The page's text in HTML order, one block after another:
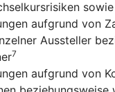
aufgrund von
Aussteller
7
aufgrund von